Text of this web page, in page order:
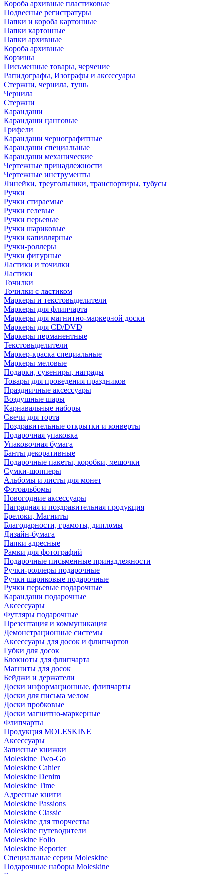
Короба архивные пластиковые
Подвесные регистратуры
Папки и короба картонные
Папки картонные
Папки архивные
Короба архивные
Корзины
Письменные товары, черчение
Рапидографы, Изографы и аксессуары
Стержни, чернила, тушь
Чернила
Стержни
Карандаши
Карандаши цанговые
Грифели
Карандаши чернографитные
Карандаши специальные
Карандаши механические
Чертежные принадлежности
Чертежные инструменты
Линейки, треугольники, транспортиры, тубусы
Ручки
Ручки стираемые
Ручки гелевые
Ручки перьевые
Ручки шариковые
Ручки капиллярные
Ручки-роллеры
Ручки фигурные
Ластики и точилки
Ластики
Точилки
Точилки с ластиком
Маркеры и текстовыделители
Маркеры для флипчарта
Маркеры для магнитно-маркерной доски
Маркеры для CD/DVD
Маркеры перманентные
Текстовыделители
Маркер-краска специальные
Маркеры меловые
Подарки, сувениры, награды
Товары для проведения праздников
Праздничные аксессуары
Воздушные шары
Карнавальные наборы
Свечи для торта
Поздравительные открытки и конверты
Подарочная упаковка
Упаковочная бумага
Банты декоративные
Подарочные пакеты, коробки, мешочки
Сумки-шопперы
Альбомы и листы для монет
Фотоальбомы
Новогодние аксессуары
Наградная и поздравительная продукция
Брелоки, Магниты
Благодарности, грамоты, дипломы
Дизайн-бумага
Папки адресные
Рамки для фотографий
Подарочные письменные принадлежности
Ручки-роллеры подарочные
Ручки шариковые подарочные
Ручки перьевые подарочные
Карандаши подарочные
Аксессуары
Футляры подарочные
Презентация и коммуникация
Демонстрационные системы
Аксессуары для досок и флипчартов
Губки для досок
Блокноты для флипчарта
Магниты для досок
Бейджи и держатели
Доски информационные, флипчарты
Доски для письма мелом
Доски пробковые
Доски магнитно-маркерные
Флипчарты
Продукция MOLESKINE
Аксессуары
Записные книжки
Moleskine Two-Go
Moleskine Cahier
Moleskine Denim
Moleskine Time
Адресные книги
Moleskine Passions
Moleskine Classic
Moleskine для творчества
Moleskine путеводители
Moleskine Folio
Moleskine Reporter
Специальные серии Moleskine
Подарочные наборы Moleskine